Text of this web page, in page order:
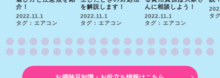
介！
2022.11.1
タグ : エアコン
を解説します！
2022.11.1
タグ : エアコン
んに相談しよう！
2022.11.1
タグ : エアコン
タ